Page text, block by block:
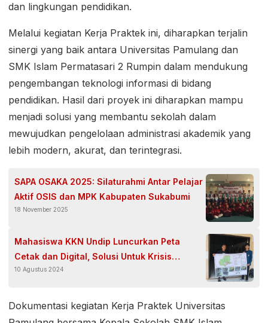
dan lingkungan pendidikan.
Melalui kegiatan Kerja Praktek ini, diharapkan terjalin
sinergi yang baik antara Universitas Pamulang dan
SMK Islam Permatasari 2 Rumpin dalam mendukung
pengembangan teknologi informasi di bidang
pendidikan. Hasil dari proyek ini diharapkan mampu
menjadi solusi yang membantu sekolah dalam
mewujudkan pengelolaan administrasi akademik yang
lebih modern, akurat, dan terintegrasi.
SAPA OSAKA 2025: Silaturahmi Antar Pelajar
Aktif OSIS dan MPK Kabupaten Sukabumi
18 November 2025
Mahasiswa KKN Undip Luncurkan Peta
Cetak dan Digital, Solusi Untuk Krisis
Sampah di Sungai Desa Banaran
10 Agustus 2024
Dokumentasi kegiatan Kerja Praktek Universitas